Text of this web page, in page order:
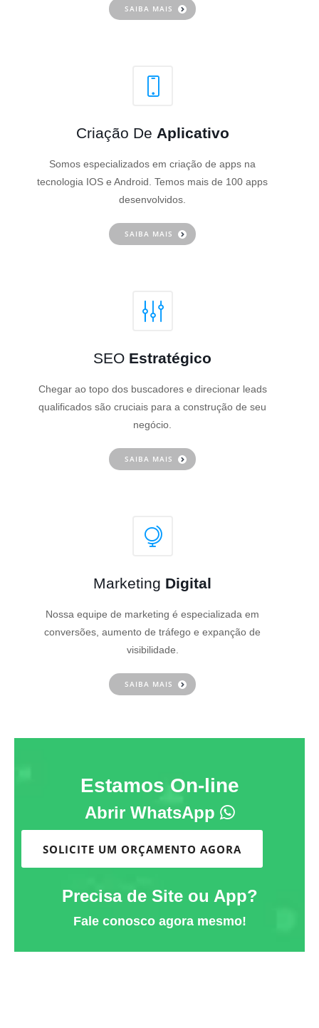
SAIBA MAIS
Criação De Aplicativo
Somos especializados em criação de apps na
tecnologia IOS e Android. Temos mais de 100 apps
desenvolvidos.
SAIBA MAIS
SEO Estratégico
Chegar ao topo dos buscadores e direcionar leads
qualificados são cruciais para a construção de seu
negócio.
SAIBA MAIS
Marketing Digital
Nossa equipe de marketing é especializada em
conversões, aumento de tráfego e expanção de
visibilidade.
SAIBA MAIS
Estamos On-line
Abrir WhatsApp
SOLICITE UM ORÇAMENTO AGORA
Precisa de Site ou App?
Fale conosco agora mesmo!